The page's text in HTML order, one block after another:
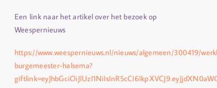
Een link naar het artikel over het bezoek op
Weespernieuws
https://www.weespernieuws.nl/nieuws/algemeen/300419/
burgemeester-halsema?